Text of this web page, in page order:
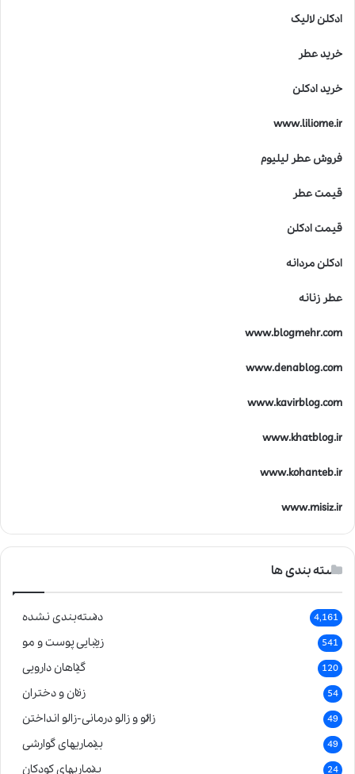
ادکلن لالیک
خرید عطر
خرید ادکلن
www.liliome.ir
فروش عطر لیلیوم
قیمت عطر
قیمت ادکلن
ادکلن مردانه
عطر زنانه
www.blogmehr.com
www.denablog.com
www.kavirblog.com
www.khatblog.ir
www.kohanteb.ir
www.misiz.ir
دسته بندی ها
دسته‌بندی نشده 4,161
زیبایی پوست و مو 541
گیاهان دارویی 120
زنان و دختران 54
زالو و زالو درمانی-زالو انداختن 49
بیماریهای گوارشی 49
بیماریهای کودکان 24